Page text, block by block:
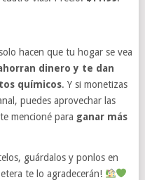
hacen que tu hogar se vea
dinero y te dan
químicos. Y si monetizas
puedes aprovechar las
mencioné para ganar más
guárdalos y ponlos en
te lo agradecerán!